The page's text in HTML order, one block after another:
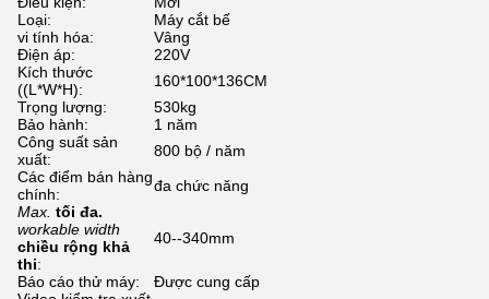
Loại:
Máy cắt bế
vi tính hóa:
Vâng
Điện áp:
220V
Kích thước
((L*W*H):
160*100*136CM
Trọng lượng:
530kg
Bảo hành:
1 năm
Công suất sản
xuất:
800 bộ / năm
Các điểm bán hàng
chính:
đa chức năng
Max. tối đa.
workable width
chiều rộng khả
thi:
40--340mm
Báo cáo thử máy:
Được cung cấp